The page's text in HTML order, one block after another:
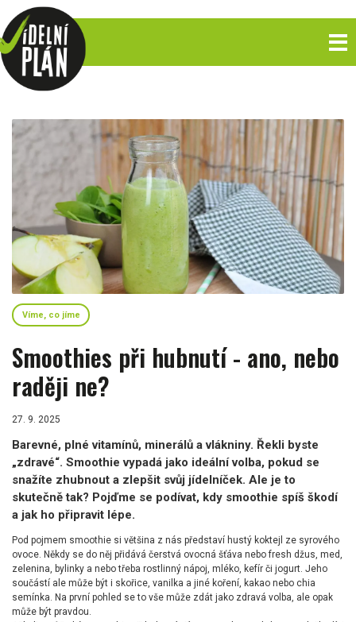
Víme, co jíme
Smoothies při hubnutí - ano, nebo
raději ne?
27. 9. 2025
Barevné, plné vitamínů, minerálů a vlákniny. Řekli byste
„zdravé“. Smoothie vypadá jako ideální volba, pokud se
snažíte zhubnout a zlepšit svůj jídelníček. Ale je to
skutečně tak? Pojďme se podívat, kdy smoothie spíš škodí
a jak ho připravit lépe.
Pod pojmem smoothie si většina z nás představí hustý koktejl ze syrového
ovoce. Někdy se do něj přidává čerstvá ovocná šťáva nebo fresh džus, med,
zelenina, bylinky a nebo třeba rostlinný nápoj, mléko, kefír či jogurt. Jeho
součástí ale může být i skořice, vanilka a jiné koření, kakao nebo chia
semínka. Na první pohled se to vše může zdát jako zdravá volba, ale opak
může být pravdou.